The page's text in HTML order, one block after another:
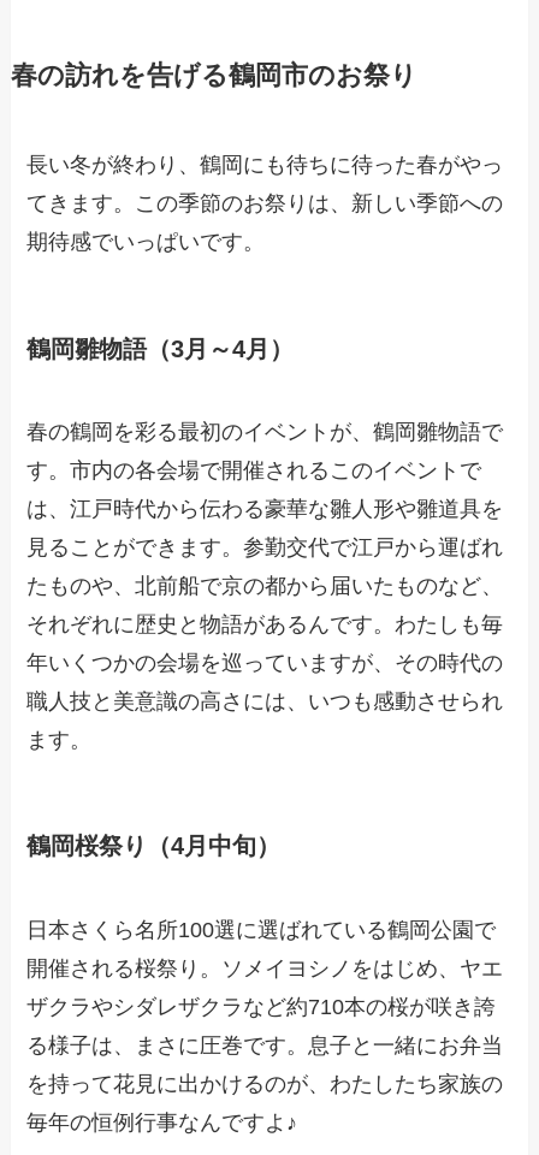
春の訪れを告げる鶴岡市のお祭り
長い冬が終わり、鶴岡にも待ちに待った春がやっ
てきます。この季節のお祭りは、新しい季節への
期待感でいっぱいです。
鶴岡雛物語（3月～4月）
春の鶴岡を彩る最初のイベントが、鶴岡雛物語で
す。市内の各会場で開催されるこのイベントで
は、江戸時代から伝わる豪華な雛人形や雛道具を
見ることができます。参勤交代で江戸から運ばれ
たものや、北前船で京の都から届いたものなど、
それぞれに歴史と物語があるんです。わたしも毎
年いくつかの会場を巡っていますが、その時代の
職人技と美意識の高さには、いつも感動させられ
ます。
鶴岡桜祭り（4月中旬）
日本さくら名所100選に選ばれている鶴岡公園で
開催される桜祭り。ソメイヨシノをはじめ、ヤエ
ザクラやシダレザクラなど約710本の桜が咲き誇
る様子は、まさに圧巻です。息子と一緒にお弁当
を持って花見に出かけるのが、わたしたち家族の
毎年の恒例行事なんですよ♪